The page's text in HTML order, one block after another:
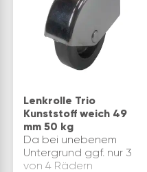
Lenkrolle Trio
Kunststoff weich 49
mm 50 kg
Da bei unebenem
Untergrund ggf. nur 3
von 4 Rädern